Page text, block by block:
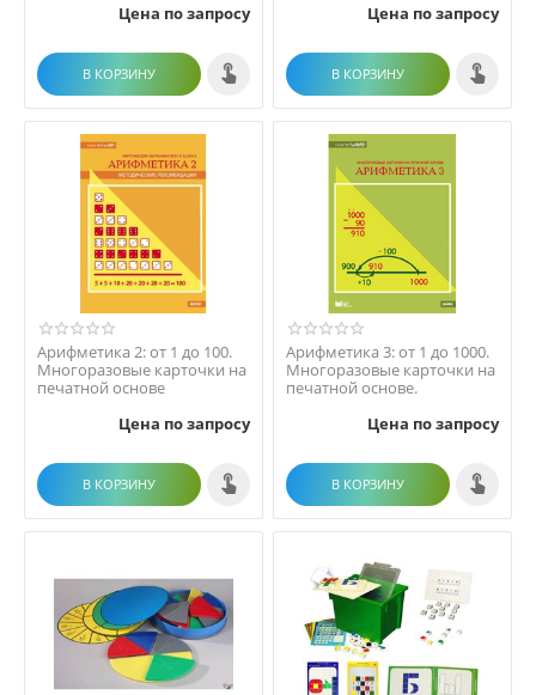
Цена по запросу
В КОРЗИНУ
Цена по запросу
В КОРЗИНУ
Арифметика 2: от 1 до 100.
Многоразовые карточки на
печатной основе
Цена по запросу
В КОРЗИНУ
Арифметика 3: от 1 до 1000.
Многоразовые карточки на
печатной основе.
Цена по запросу
В КОРЗИНУ